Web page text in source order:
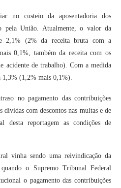
no custeio da aposentadoria dos
pela União. Atualmente, o valor da
2,1% (2% da receita bruta com a
0,1%, também da receita com os
acidente de trabalho). Com a medida
(1,2% mais 0,1%).
no pagamento das contribuições
dívidas com descontos nas multas e de
desta reportagem as condições de
vinha sendo uma reivindicação da
o Supremo Tribunal Federal
o pagamento das contribuições